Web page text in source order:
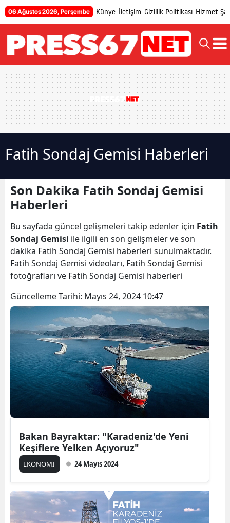
06 Ağustos 2026, Perşembe Künye İletişim Gizlilik Politikası Hizmet
Fatih Sondaj Gemisi Haberleri
Son Dakika Fatih Sondaj Gemisi
Haberleri
Bu sayfada güncel gelişmeleri takip edenler için Fatih
Sondaj Gemisi ile ilgili en son gelişmeler ve son
dakika Fatih Sondaj Gemisi haberleri sunulmaktadır.
Fatih Sondaj Gemisi videoları, Fatih Sondaj Gemisi
fotoğrafları ve Fatih Sondaj Gemisi haberleri
Güncelleme Tarihi: Mayıs 24, 2024 10:47
Bakan Bayraktar: "Karadeniz'de Yeni
Keşiflere Yelken Açıyoruz"
EKONOMİ 24 Mayıs 2024